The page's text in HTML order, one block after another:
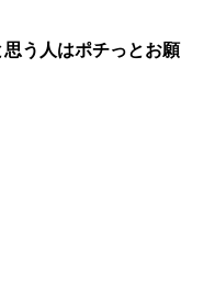
う人はポチっとお願